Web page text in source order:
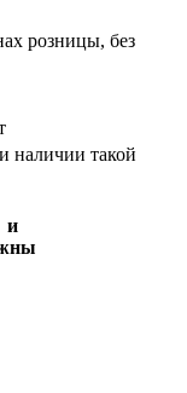
розницы, без
наличии такой
и